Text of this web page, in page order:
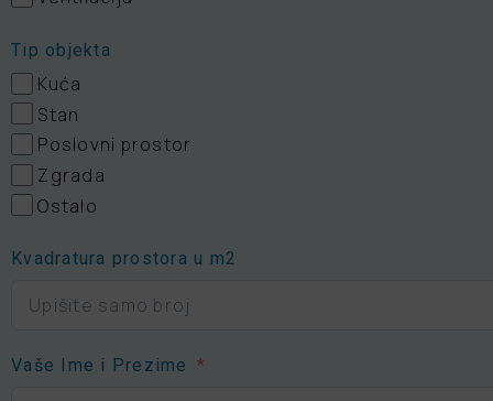
Tip objekta
Kuća
Stan
Poslovni prostor
Zgrada
Ostalo
Kvadratura prostora u m2
Vaše Ime i Prezime